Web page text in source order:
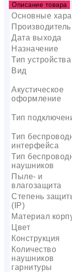
Описание товара
Основные
Производитель
Дата выхода
Назначение
Тип устройства
Вид
Акустическое
оформление
Тип
Тип
интерфейса
Тип
наушников
Пыле- и
влагозащита
Степень
(IP)
Материал
Цвет
Конструкция
Количество
наушников
гарнитуры